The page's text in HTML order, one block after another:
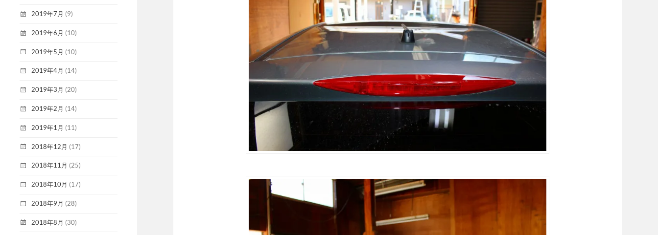
2019年7月 (9)
2019年6月 (10)
2019年5月 (10)
2019年4月 (14)
2019年3月 (20)
2019年2月 (14)
2019年1月 (11)
2018年12月 (17)
2018年11月 (25)
2018年10月 (17)
2018年9月 (28)
2018年8月 (30)